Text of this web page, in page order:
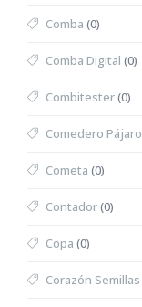
Comba (0)
Comba Digital (0)
Combitester(0)
Comedero Pájaro
Cometa (0)
Contador(0)
Copa (0)
Corazón Semillas